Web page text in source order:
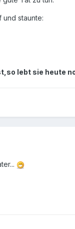
und staunte:
lebt sie heute